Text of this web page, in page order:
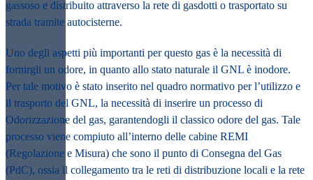
gassoso e distribuito attraverso la rete di gasdotti o trasportato su
strada tramite autocisterne.
Uno degli aspetti più importanti per questo gas è la necessità di
fornirgli un odore, in quanto allo stato naturale il GNL è inodore.
Per tale motivo è stato inserito nel quadro normativo per l’utilizzo e
il trasporto del GNL, la necessità di inserire un processo di
Odorizzazione del gas, garantendogli il classico odore del gas. Tale
processo viene compiuto all’interno delle cabine REMI
(Regolazione e Misura) che sono il punto di Consegna del Gas
(PdC), ossia il collegamento tra le reti di distribuzione locali e la rete